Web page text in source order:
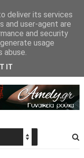
deliver its services
and user-agent are
and security
usage
abuse.
IT